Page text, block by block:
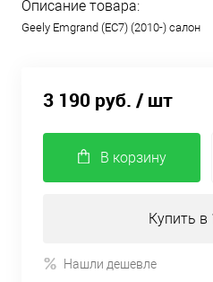
Описание товара:
Geely Emgrand (EC7) (2010-) салон
3 190 руб. / шт
В корзину
Купить в
Нашли дешевле